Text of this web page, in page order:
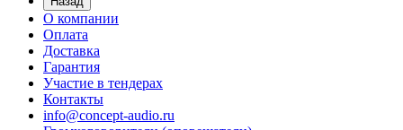
О компании
Оплата
Доставка
Гарантия
Участие в тендерах
Контакты
info@concept-audio.ru